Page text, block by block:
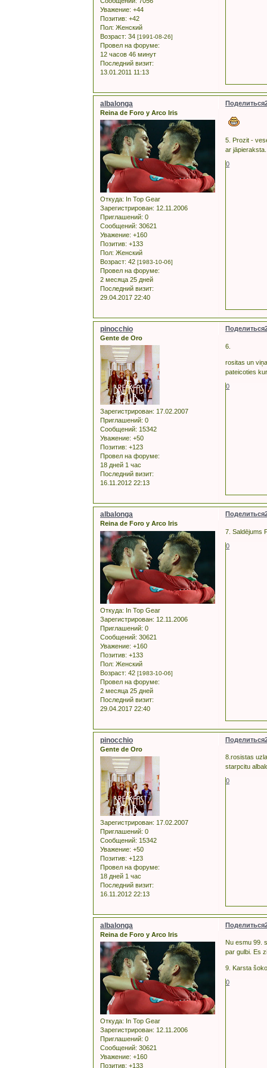
Уважение: +44
Позитив: +42
Пол: Женский
Возраст: 34 [1991-08-26]
Провел на форуме:
12 часов 46 минут
Последний визит:
13.01.2011 11:13
Поделиться
albalonga
Reina de Foro y Arco Iris
Откуда: In Top Gear
Зарегистрирован: 12.11.2006
Приглашений: 0
Сообщений: 30621
Уважение: +160
Позитив: +133
Пол: Женский
Возраст: 42 [1983-10-06]
Провел на форуме:
2 месяца 25 дней
Последний визит:
29.04.2017 22:40
5. Prozit -
ar
0
Поделиться
pinocchio
Gente de Oro
Зарегистрирован: 17.02.2007
Приглашений: 0
Сообщений: 15342
Уважение: +50
Позитив: +123
Провел на форуме:
18 дней 1 час
Последний визит:
16.11.2012 22:13
6.
rositas un
pateicoties
0
Поделиться
albalonga
Reina de Foro y Arco Iris
Откуда: In Top Gear
Зарегистрирован: 12.11.2006
Приглашений: 0
Сообщений: 30621
Уважение: +160
Позитив: +133
Пол: Женский
Возраст: 42 [1983-10-06]
Провел на форуме:
2 месяца 25 дней
Последний визит:
29.04.2017 22:40
7. Saldējums
0
Поделиться
pinocchio
Gente de Oro
Зарегистрирован: 17.02.2007
Приглашений: 0
Сообщений: 15342
Уважение: +50
Позитив: +123
Провел на форуме:
18 дней 1 час
Последний визит:
16.11.2012 22:13
8.rosistas
starpcitu
0
Поделиться
albalonga
Reina de Foro y Arco Iris
Откуда: In Top Gear
Зарегистрирован: 12.11.2006
Приглашений: 0
Сообщений: 30621
Уважение: +160
Позитив: +133
Nu esmu 99.
par gulbi. Es
9. Karsta
0